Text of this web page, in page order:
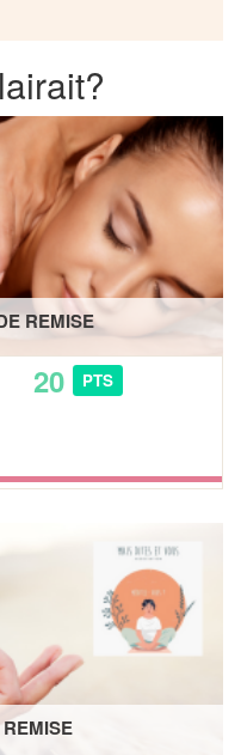
REMISE
20 PTS